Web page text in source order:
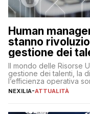
Human
stanno
gestione dei
Il mondo delle Risorse
gestione dei talenti, la
l’efficienza operativa
lavoro, d’altra parte, è
NEXILIA-ATTUALITÀ